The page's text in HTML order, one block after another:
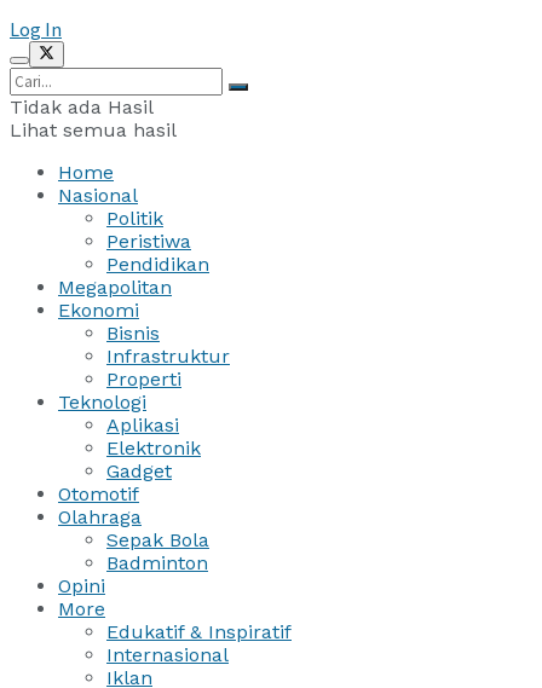
Log In
Tidak ada Hasil
Lihat semua hasil
Home
Nasional
Politik
Peristiwa
Pendidikan
Megapolitan
Ekonomi
Bisnis
Infrastruktur
Properti
Teknologi
Aplikasi
Elektronik
Gadget
Otomotif
Olahraga
Sepak Bola
Badminton
Opini
More
Edukatif & Inspiratif
Internasional
Iklan